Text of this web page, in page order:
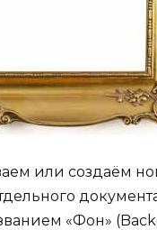
или создаём
«Фон»